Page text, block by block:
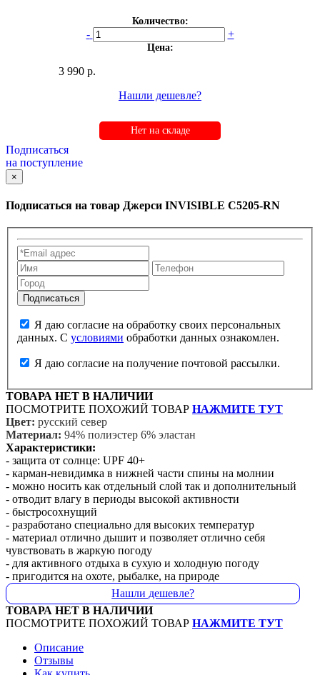
Количество:
- +
Цена:
3 990 р.
Нашли дешевле?
Нет на складе
Подписаться
на поступление
×
Подписаться на товар Джерси INVISIBLE C5205-RN
данных. С условиями обработки данных ознакомлен.
Я даю согласие на получение почтовой рассылки.
ТОВАРА НЕТ В НАЛИЧИИ
ПОСМОТРИТЕ ПОХОЖИЙ ТОВАР НАЖМИТЕ ТУТ
Цвет: русский север
Материал: 94% полиэстер 6% эластан
Характеристики:
- защита от солнце: UPF 40+
- карман-невидимка в нижней части спины на молнии
- можно носить как отдельный слой так и дополнительный
- отводит влагу в периоды высокой активности
- быстросохнущий
- разработано специально для высоких температур
- материал отлично дышит и позволяет отлично себя
чувствовать в жаркую погоду
- для активного отдыха в сухую и холодную погоду
- пригодится на охоте, рыбалке, на природе
Нашли дешевле?
ТОВАРА НЕТ В НАЛИЧИИ
ПОСМОТРИТЕ ПОХОЖИЙ ТОВАР НАЖМИТЕ ТУТ
Описание
Отзывы